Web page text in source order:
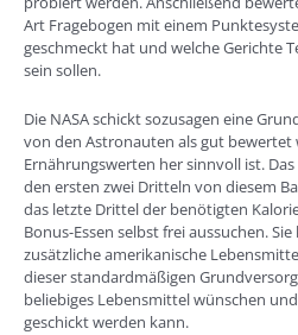
Art Fragebogen mit einem
geschmeckt hat und welche Gerichte
sein sollen.
Die NASA schickt sozusagen eine
von den Astronauten als gut
Ernährungswerten her sinnvoll ist.
den ersten zwei Dritteln von diesem
das letzte Drittel der benötigten
Bonus-Essen selbst frei aussuchen.
zusätzliche amerikanische
dieser standardmäßigen
beliebiges Lebensmittel wünschen
geschickt werden kann.